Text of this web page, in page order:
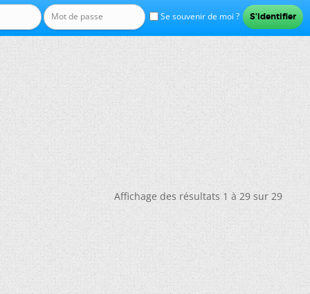
Se souvenir de moi ?
Affichage des résultats 1 à 29 sur 29